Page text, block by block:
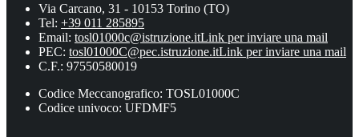
Via Carcano, 31 - 10153 Torino (TO)
Tel: +39 011 285895
Email: tosl01000c@istruzione.itLink per inviare una mail
PEC: tosl01000C@pec.istruzione.itLink per inviare una mail
C.F.: 97550580019
Codice Meccanografico: TOSL01000C
Codice univoco: UFDMF5